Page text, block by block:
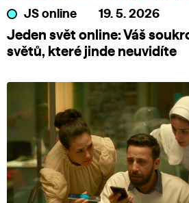
JS online 19. 5. 2026
Jeden svět online: Váš
světů, které jinde neuvidíte